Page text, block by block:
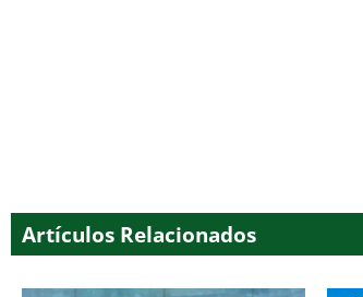
Artículos Relacionados